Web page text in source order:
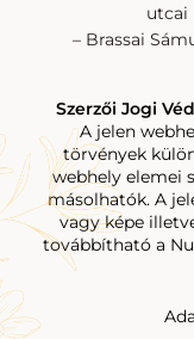
utcai
– Brassai
Szerzői Jogi
A jelen
törvények
webhely elemei
másolhatók. A
vagy képe
továbbítható a